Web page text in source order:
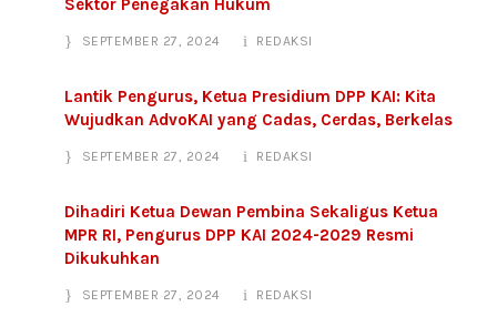
Sektor Penegakan Hukum
SEPTEMBER 27, 2024 REDAKSI
Lantik Pengurus, Ketua Presidium DPP KAI: Kita
Wujudkan AdvoKAI yang Cadas, Cerdas, Berkelas
SEPTEMBER 27, 2024 REDAKSI
Dihadiri Ketua Dewan Pembina Sekaligus Ketua
MPR RI, Pengurus DPP KAI 2024-2029 Resmi
Dikukuhkan
SEPTEMBER 27, 2024 REDAKSI